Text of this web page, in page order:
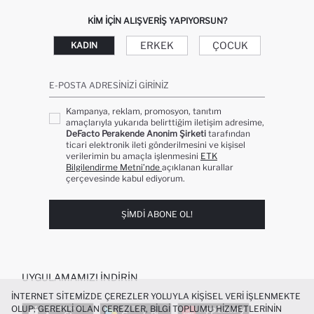
KIM IÇIN ALIŞVERIŞ YAPIYORSUN?
KADIN ERKEK ÇOCUK
E-POSTA ADRESINIZI GIRINIZ
Kampanya, reklam, promosyon, tanıtım
amaçlarıyla yukarıda belirttiğim iletişim adresime,
DeFacto Perakende Anonim Şirketi tarafından
ticari elektronik ileti gönderilmesini ve kişisel
verilerimin bu amaçla işlenmesini ETK
Bilgilendirme Metni’nde açıklanan kurallar
çerçevesinde kabul ediyorum.
ŞIMDI ABONE OL!
UYGULAMAMIZI İNDIRIN
İNTERNET SITEMIZDE ÇEREZLER YOLUYLA KIŞISEL VERI IŞLENMEKTE
OLUP; GEREKLI OLAN ÇEREZLER, BILGI TOPLUMU HIZMETLERININ